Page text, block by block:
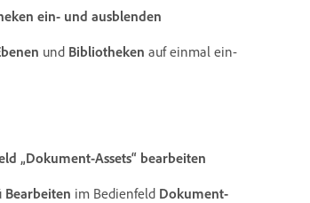
ein- und ausblenden
und Bibliotheken auf einmal ein-
„Dokument-Assets“ bearbeiten
Bearbeiten im Bedienfeld Dokument-